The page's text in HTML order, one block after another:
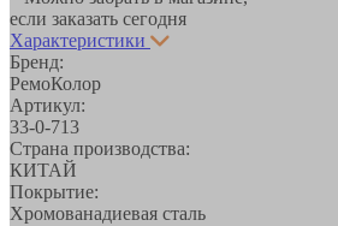
если заказать сегодня
Характеристики
Бренд:
РемоКолор
Артикул:
33-0-713
Страна производства:
КИТАЙ
Покрытие:
Хромованадиевая сталь